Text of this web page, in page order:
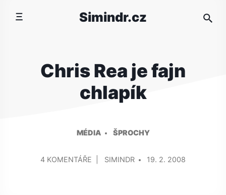
Simindr.cz
Chris Rea je fajn
chlapík
MÉDIA ŠPROCHY
4 KOMENTÁŘE
SIMINDR
19. 2. 2008